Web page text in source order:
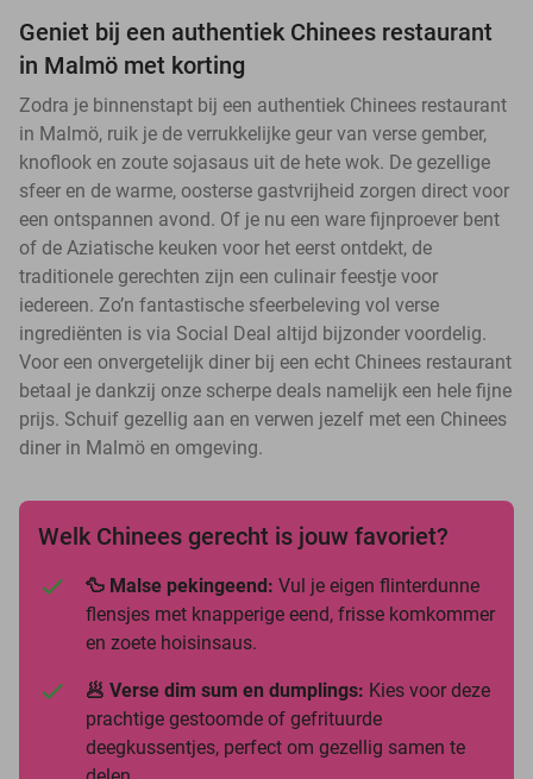
Geniet bij een authentiek Chinees restaurant
in Malmö met korting
Zodra je binnenstapt bij een authentiek Chinees restaurant
in Malmö, ruik je de verrukkelijke geur van verse gember,
knoflook en zoute sojasaus uit de hete wok. De gezellige
sfeer en de warme, oosterse gastvrijheid zorgen direct voor
een ontspannen avond. Of je nu een ware fijnproever bent
of de Aziatische keuken voor het eerst ontdekt, de
traditionele gerechten zijn een culinair feestje voor
iedereen. Zo’n fantastische sfeerbeleving vol verse
ingrediënten is via Social Deal altijd bijzonder voordelig.
Voor een onvergetelijk diner bij een echt Chinees restaurant
betaal je dankzij onze scherpe deals namelijk een hele fijne
prijs. Schuif gezellig aan en verwen jezelf met een Chinees
diner in Malmö en omgeving.
Welk Chinees gerecht is jouw favoriet?
🦆 Malse pekingeend: Vul je eigen flinterdunne
flensjes met knapperige eend, frisse komkommer
en zoete hoisinsaus.
🥟 Verse dim sum en dumplings: Kies voor deze
prachtige gestoomde of gefrituurde
deegkussentjes, perfect om gezellig samen te